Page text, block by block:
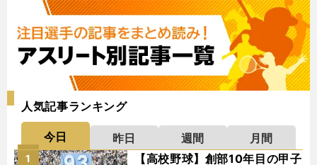
人気記事ランキング
今日 昨日 週間
月間
【高校野球】創部10年目の甲子
1